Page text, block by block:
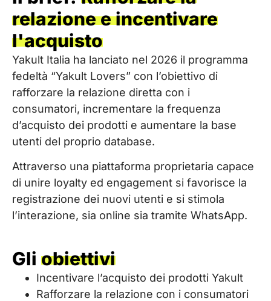
relazione e incentivare
l'acquisto
Yakult Italia ha lanciato nel 2026 il programma
fedeltà “Yakult Lovers” con l’obiettivo di
rafforzare la relazione diretta con i
consumatori, incrementare la frequenza
d’acquisto dei prodotti e aumentare la base
utenti del proprio database.
Attraverso una piattaforma proprietaria capace
di unire loyalty ed engagement si favorisce la
registrazione dei nuovi utenti e si stimola
l’interazione, sia online sia tramite WhatsApp.
Gli obiettivi
Incentivare l’acquisto dei prodotti Yakult
Rafforzare la relazione con i consumatori